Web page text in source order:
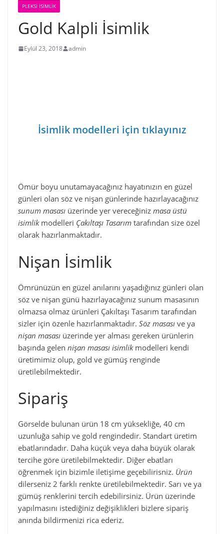
PLEKSI İSIMLIK
Gold Kalpli İsimlik
Eylül 23, 2018 admin
İsimlik modelleri için tıklayınız
Ömür boyu unutamayacağınız hayatınızın en güzel
günleri olan söz ve nişan günlerinde hazırlayacağınız
sunum masası üzerinde yer vereceğiniz masa üstü
isimlikmodelleri Çakıltaşı Tasarım tarafından size özel
olarak hazırlanmaktadır.
Nişan İsimlik
Ömrünüzün en güzel anılarını yaşadığınız günleri olan
söz ve nişan günü hazırlayacağınız sunum masasının
olmazsa olmaz ürünleri Çakıltaşı Tasarım tarafından
sizler için özenle hazırlanmaktadır. Söz masası ve ya
nişan masası üzerinde yer alması gereken ürünlerin
başında gelen nişan masası isimlikmodelleri kendi
üretimimiz olup, gold ve gümüş renginde
üretilebilmektedir.
Sipariş
Görselde bulunan ürün 18 cm yüksekliğe, 40 cm
uzunluğa sahip ve gold rengindedir. Standart üretim
ebatlarındadır. Daha küçük veya daha büyük olarak
tercihe göre üretilebilmektedir. Diğer ebatları
öğrenmek için bizimle iletişime geçebilirisniz. Ürün
dilerseniz 2 farklı renkte üretilebilmektedir. Sarı ve ya
gümüş renklerini tercih edebilirsiniz. Ürün üzerinde
yapılmasını istediğiniz değişiklikleri bizlere sipariş
anında bildirmenizi rica ederiz.